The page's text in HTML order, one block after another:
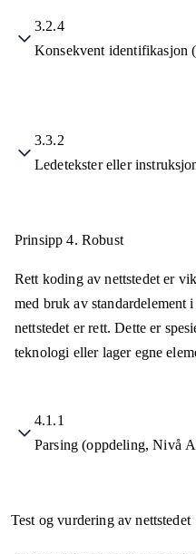
3.2.4
Konsekvent identifikasjon
3.3.2
Ledetekster eller
Prinsipp 4. Robust
Rett koding av nettstedet er
med bruk av
nettstedet er rett. Dette er
teknologi eller lager egne
4.1.1
Parsing (oppdeling, Nivå
Test og vurdering av nettstedet